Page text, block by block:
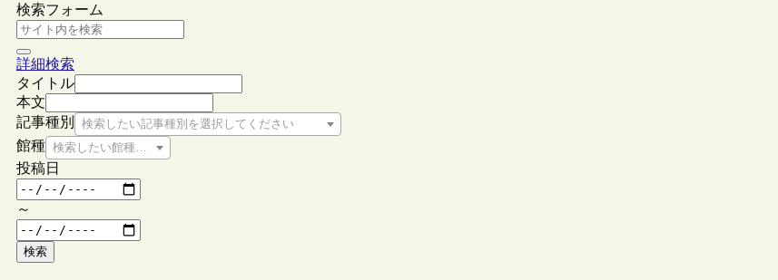
検索フォーム
詳細検索
タイトル
本文
記事種別
検索したい記事種別を選択してください
館種 検索したい館種を選択してください
投稿日
～
検索